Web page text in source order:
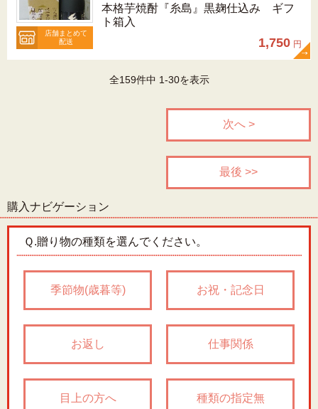
店舗まとめて
配送
本格芋焼酎『糸島』黒麹仕込み ギフ
ト箱入
1,750 円
全159件中 1-30を表示
次へ >
最後 >>
購入ナビゲーション
Ｑ.贈り物の種類を選んでください。
季節物(歳暮等) お祝・記念日
お返し 仕事関係
目上の方へ 種類の指定無